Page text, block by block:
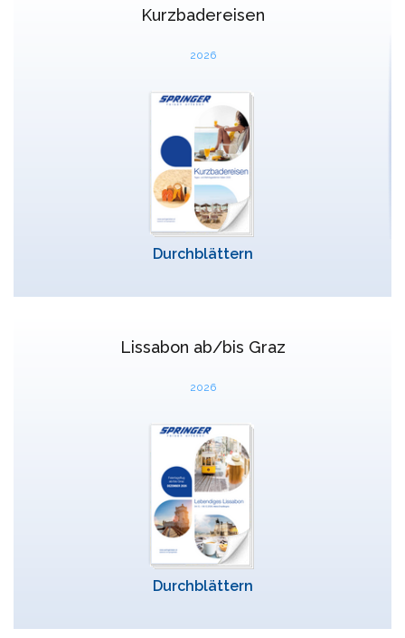
Kurzbadereisen
2026
Durchblättern
Lissabon ab/bis Graz
2026
Durchblättern